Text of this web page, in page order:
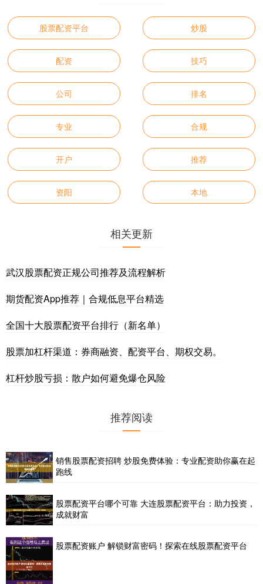
股票配资平台 炒股
配资 技巧
公司 排名
专业 合规
开户 推荐
资阳 本地
相关更新
武汉股票配资正规公司推荐及流程解析
期货配资App推荐｜合规低息平台精选
全国十大股票配资平台排行（新名单）
股票加杠杆渠道：券商融资、配资平台、期权交易。
杠杆炒股亏损：散户如何避免爆仓风险
推荐阅读
销售股票配资招聘 炒股免费体验：专业配资助你赢在起
跑线
股票配资平台哪个可靠 大连股票配资平台：助力投资，
成就财富
股票配资账户 解锁财富密码！探索在线股票配资平台